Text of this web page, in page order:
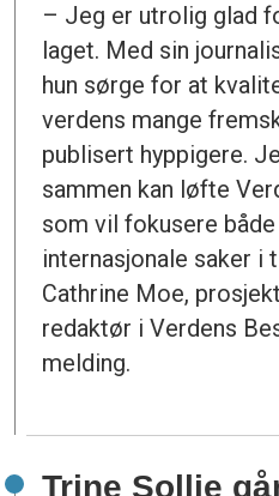
– Jeg er utrolig glad
laget. Med sin
hun sørge for at
verdens mange
publisert hyppigere.
sammen kan løfte
som vil fokusere
internasjonale saker i
Cathrine Moe,
redaktør i Verdens
melding.
Trine Sollie